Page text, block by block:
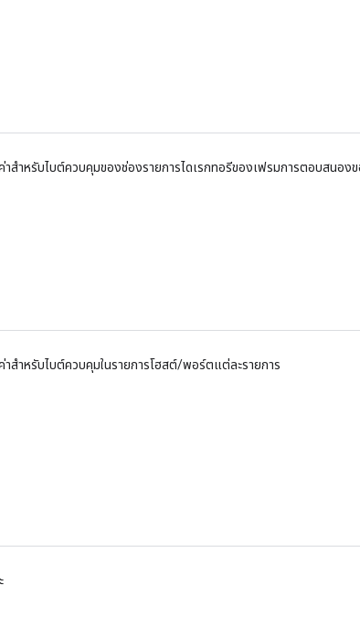
าสำหรับไบต์ควบคุมของช่องรายการไดเรกทอรีของเฟรมการตอบสนอง
าสำหรับไบต์ควบคุมในรายการโฮสต์/พอร์ตแต่ละรายการ